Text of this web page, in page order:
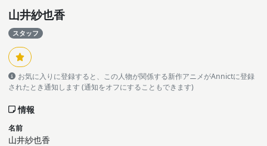
山井紗也香
スタッフ
お気に入りに登録すると、この人物が関係する新作アニメがAnnictに登録
されたとき通知します (通知をオフにすることもできます)
情報
名前
山井紗也香